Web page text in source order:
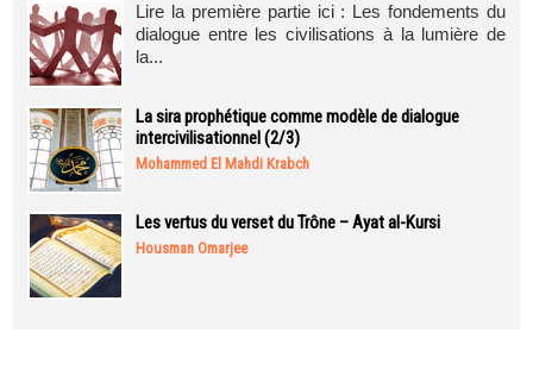
Lire la première partie ici : Les fondements du
dialogue entre les civilisations à la lumière de
la...
La sira prophétique comme modèle de dialogue
intercivilisationnel (2/3)
Mohammed El Mahdi Krabch
Les vertus du verset du Trône – Ayat al-Kursi
Housman Omarjee